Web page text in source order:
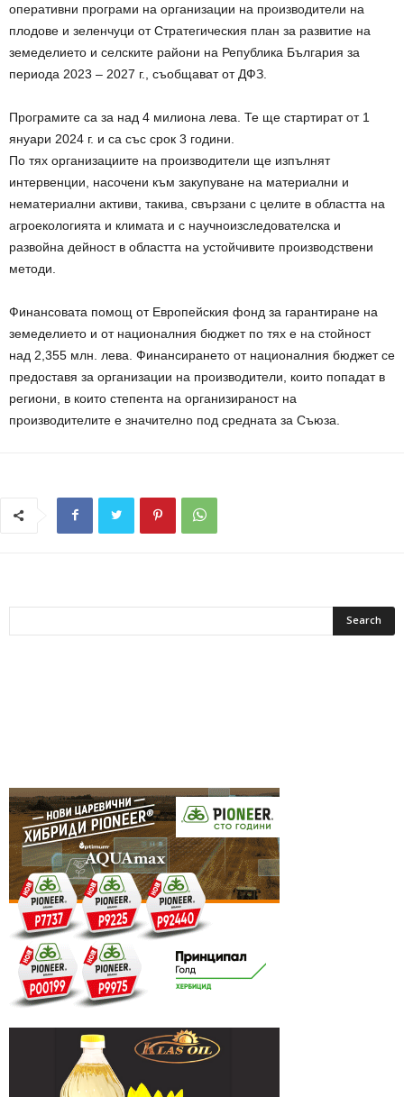
оперативни програми на организации на производители на
плодове и зеленчуци от Стратегическия план за развитие на
земеделието и селските райони на Република България за
периода 2023 – 2027 г., съобщават от ДФЗ.
Програмите са за над 4 милиона лева. Те ще стартират от 1
януари 2024 г. и са със срок 3 години.
По тях организациите на производители ще изпълнят
интервенции, насочени към закупуване на материални и
нематериални активи, такива, свързани с целите в областта на
агроекологията и климата и с научноизследователска и
развойна дейност в областта на устойчивите производствени
методи.
Финансовата помощ от Европейския фонд за гарантиране на
земеделието и от националния бюджет по тях е на стойност
над 2,355 млн. лева. Финансирането от националния бюджет се
предоставя за организации на производители, които попадат в
региони, в които степента на организираност на
производителите е значително под средната за Съюза.